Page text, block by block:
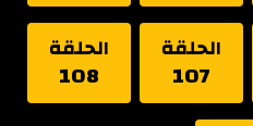
الحلقة
107
الحلقة
108